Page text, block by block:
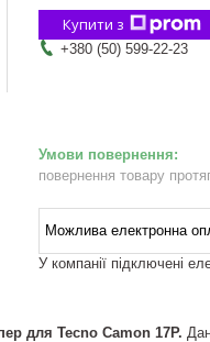
Купити з
+380 (50) 599-22-23
повернення товару
У компанії підключені
для Tecno Camon 17P.